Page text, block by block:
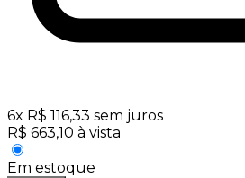
6x R$ 116,33 sem juros
R$ 663,10 à vista
Em estoque